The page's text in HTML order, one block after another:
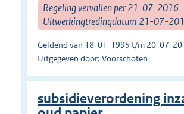
Regeling vervallen per 21-07-2016
Uitwerkingtredingdatum 21-07-
Geldend van 18-01-1995 t/m 20-07-
Uitgegeven door: Voorschoten
subsidieverordening